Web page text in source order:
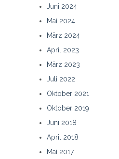
Juni 2024
Mai 2024
März 2024
April 2023
März 2023
Juli 2022
Oktober 2021
Oktober 2019
Juni 2018
April 2018
Mai 2017